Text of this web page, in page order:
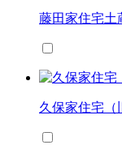
藤田家住宅土
久保家住宅（